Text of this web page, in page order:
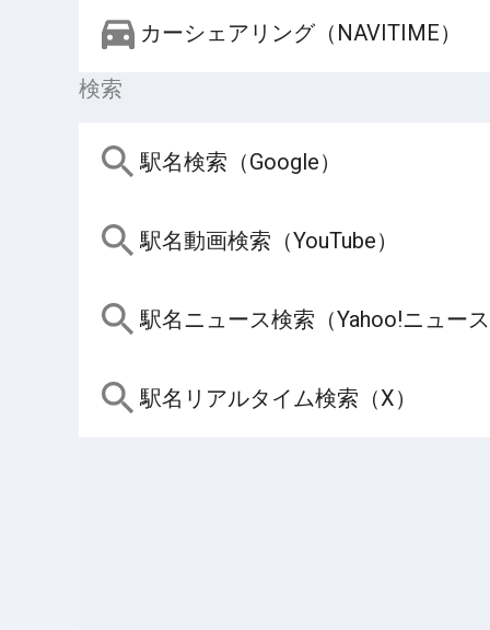
カーシェアリング（NAVITIME）
検索
駅名検索（Google）
駅名動画検索（YouTube）
駅名ニュース検索（Yahoo!ニュー
駅名リアルタイム検索（X）